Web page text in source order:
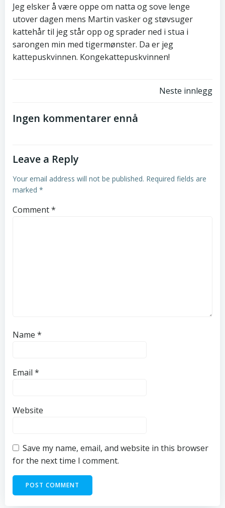
Jeg elsker å være oppe om natta og sove lenge
utover dagen mens Martin vasker og støvsuger
kattehår til jeg står opp og sprader ned i stua i
sarongen min med tigermønster. Da er jeg
kattepuskvinnen. Kongekattepuskvinnen!
navigation
Neste innlegg
Ingen kommentarer ennå
Leave a Reply
Your email address will not be published. Required fields are
marked *
Comment*
Name *
Email *
Website
Save my name, email, and website in this browser
for the next time I comment.